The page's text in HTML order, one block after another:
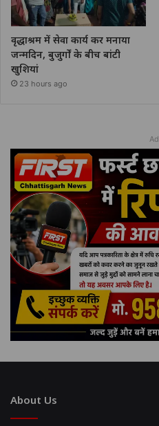
वृद्धाश्रम में सेवा कार्य कर मनाया
जन्मदिन, बुजुर्गों के बीच बांटी
खुशियां
23 hours ago
Ad
About Us